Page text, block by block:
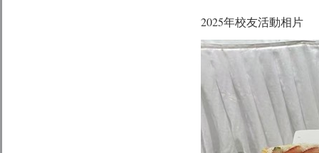
2025年校友活動相片